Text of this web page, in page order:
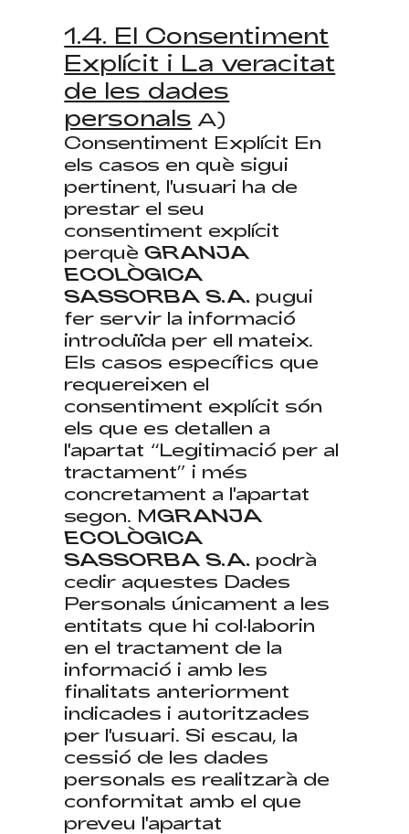
1.4. El Consentiment
Explícit i La veracitat
de les dades
personals A)
Consentiment Explícit En
els casos en què sigui
pertinent, l'usuari ha de
prestar el seu
consentiment explícit
perquèGRANJA
ECOLÒGICA
SASSORBA S.A. pugui
fer servir la informació
introduïda per ell mateix.
Els casos específics que
requereixen el
consentiment explícit són
els que es detallen a
l'apartat “Legitimació per al
tractament” i més
concretament a l'apartat
segon. MGRANJA
ECOLÒGICA
SASSORBA S.A. podrà
cedir aquestes Dades
Personals únicament a les
entitats que hi col·laborin
en el tractament de la
informació i amb les
finalitats anteriorment
indicades i autoritzades
per l'usuari. Si escau, la
cessió de les dades
personals es realitzarà de
conformitat amb el que
preveu l'apartat